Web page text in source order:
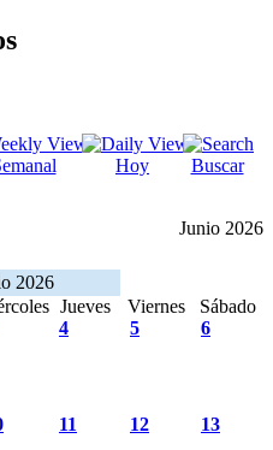
Hoy Buscar
Junio 2026
2026
Jueves Viernes
Sábado
4 5 6
11 12 13